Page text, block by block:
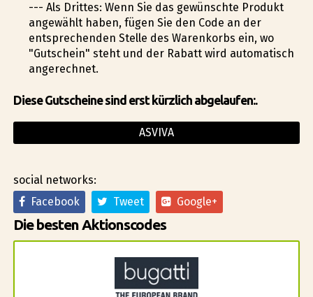
--- Als Drittes: Wenn Sie das gewünschte Produkt
angewählt haben, fügen Sie den Code an der
entsprechenden Stelle des Warenkorbs ein, wo
"Gutschein" steht und der Rabatt wird automatisch
angerechnet.
Diese Gutscheine sind erst kürzlich abgelaufen:.
ASVIVA
social networks:
Facebook
Tweet Google+
Die besten Aktionscodes